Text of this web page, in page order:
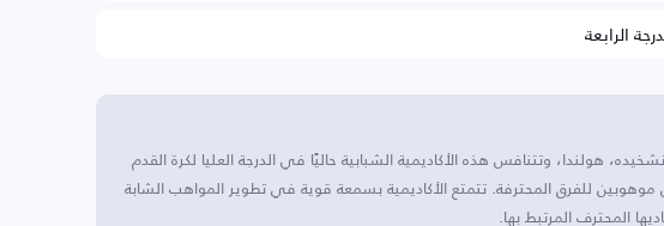
الرابعة
هولندا، وتتنافس هذه الأكاديمية الشبابية حاليًا في الدرجة العليا لكرة القدم
موهوبين للفرق المحترفة. تتمتع الأكاديمية بسمعة قوية في تطوير المواهب الشابة
المحترف المرتبط بها.